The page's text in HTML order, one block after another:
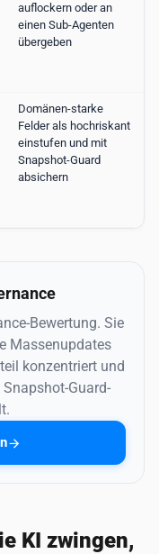
auflockern oder an
einen Sub-Agenten
übergeben
Domänen-starke
Felder als hochriskant
einstufen und mit
Snapshot-Guard
absichern
Bewertung. Sie
Massenupdates
konzentriert und
Guard-
KI zwingen,